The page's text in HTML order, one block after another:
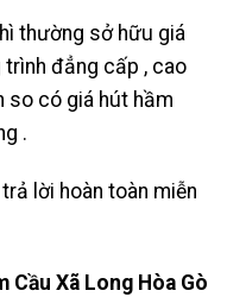
thường sở hữu giá
trình đẳng cấp , cao
so có giá hút hầm
.
lời hoàn toàn miễn
Cầu Xã Long Hòa Gò